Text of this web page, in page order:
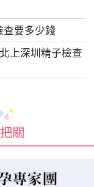
查要多少錢
上深圳精子檢查
關